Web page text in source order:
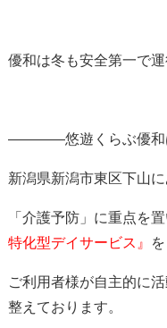
優和は冬も安全第一で運
————悠遊くらぶ優和
新潟県新潟市東区下山
「介護予防」に重点を
特化型デイサービス』
ご利用者様が自主的に
整えております。